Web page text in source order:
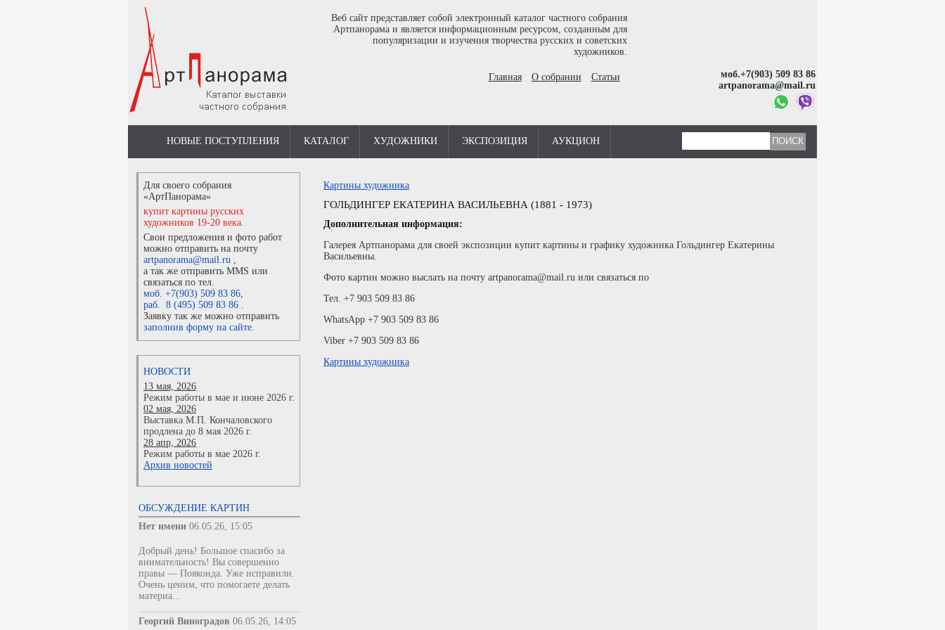
Веб сайт представляет собой электронный каталог частного собрания
Артпанорама и является информационным ресурсом, созданным для
популяризации и изучения творчества русских и советских
художников.
Главная О собрании Статьи
моб.+7(903) 509 83 86
artpanorama@mail.ru
НОВЫЕ ПОСТУПЛЕНИЯ КАТАЛОГ ХУДОЖНИКИ ЭКСПОЗИЦИЯ АУКЦИОН
Для своего собрания
«АртПанорама»
купит картины русских
художников 19-20 века.
Свои предложения и фото работ
можно отправить на почту
artpanorama@mail.ru ,
а так же отправить MMS или
связаться по тел.
моб. +7(903) 509 83 86,
раб. 8 (495) 509 83 86 .
Заявку так же можно отправить
заполнив форму на сайте.
НОВОСТИ
13 мая, 2026
Режим работы в мае и июне 2026 г.
02 мая, 2026
Выставка М.П. Кончаловского
продлена до 8 мая 2026 г.
28 апр, 2026
Режим работы в мае 2026 г.
Архив новостей
ОБСУЖДЕНИЕ КАРТИН
Нет имени 06.05.26, 15:05
Добрый день! Большое спасибо за
внимательность! Вы совершенно
правы — Пояконда. Уже исправили.
Очень ценим, что помогаете делать
материа...
Георгий Виноградов 06.05.26, 14:05
Картины художника
ГОЛЬДИНГЕР ЕКАТЕРИНА ВАСИЛЬЕВНА (1881 - 1973)
Дополнительная информация:
Галерея Артпанорама для своей экспозиции купит картины и графику художника Гольдингер Екатерины
Васильевны.
Фото картин можно выслать на почту artpanorama@mail.ru или связаться по
Тел. +7 903 509 83 86
WhatsApp +7 903 509 83 86
Viber +7 903 509 83 86
Картины художника